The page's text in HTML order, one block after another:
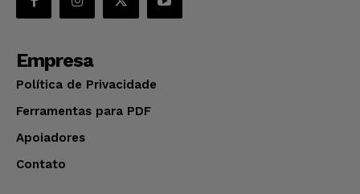
Empresa
Política de Privacidade
Ferramentas para PDF
Apoiadores
Contato